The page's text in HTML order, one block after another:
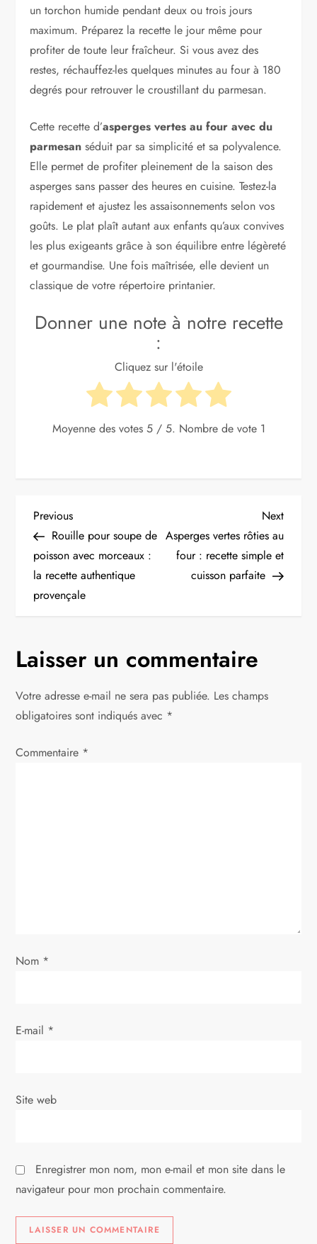
un torchon humide pendant deux ou trois jours
maximum. Préparez la recette le jour même pour
profiter de toute leur fraîcheur. Si vous avez des
restes, réchauffez-les quelques minutes au four à 180
degrés pour retrouver le croustillant du parmesan.
Cette recette d’asperges vertes au four avec du
parmesan séduit par sa simplicité et sa polyvalence.
Elle permet de profiter pleinement de la saison des
asperges sans passer des heures en cuisine. Testez-la
rapidement et ajustez les assaisonnements selon vos
goûts. Le plat plaît autant aux enfants qu’aux convives
les plus exigeants grâce à son équilibre entre légèreté
et gourmandise. Une fois maîtrisée, elle devient un
classique de votre répertoire printanier.
Donner une note à notre recette
:
Cliquez sur l'étoile
Moyenne des votes 5/ 5. Nombre de vote 1
N
a
v
g
a
t
i
’
r
e
Previous
Post
Previous
Rouille pour soupe de
poisson avec morceaux :
la recette authentique
provençale
Next
Post
Next
Asperges vertes rôties au
four : recette simple et
cuisson parfaite
Laisser un commentaire
Votre adresse e-mail ne sera pas publiée. Les champs
obligatoires sont indiqués avec *
Commentaire *
Nom *
E-mail *
Site web
Enregistrer mon nom, mon e-mail et mon site dans le
navigateur pour mon prochain commentaire.